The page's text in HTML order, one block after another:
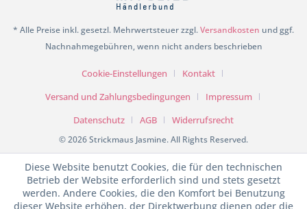
* Alle Preise inkl. gesetzl. Mehrwertsteuer zzgl.Versandkosten und ggf.
Nachnahmegebühren, wenn nicht anders beschrieben
Cookie-Einstellungen
Kontakt
Versand und Zahlungsbedingungen
Impressum
Datenschutz
AGB Widerrufsrecht
© 2026 Strickmaus Jasmine. All Rights Reserved.
Diese Website benutzt Cookies, die für den technischen
Betrieb der Website erforderlich sind und stets gesetzt
werden. Andere Cookies, die den Komfort bei Benutzung
dieser Website erhöhen, der Direktwerbung dienen oder die